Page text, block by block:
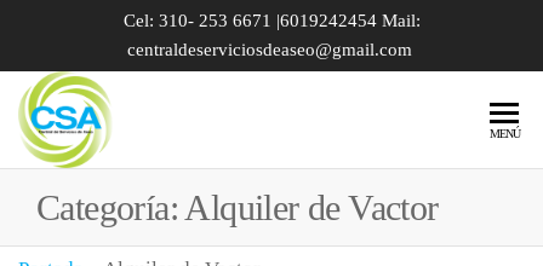
Cel: 310- 253 6671 |6019242454 Mail:
centraldeserviciosdeaseo@gmail.com
DE BAÑOS
PORTÁTILES
| SERVICIO
MENÚ
Categoría: Alquiler de Vactor